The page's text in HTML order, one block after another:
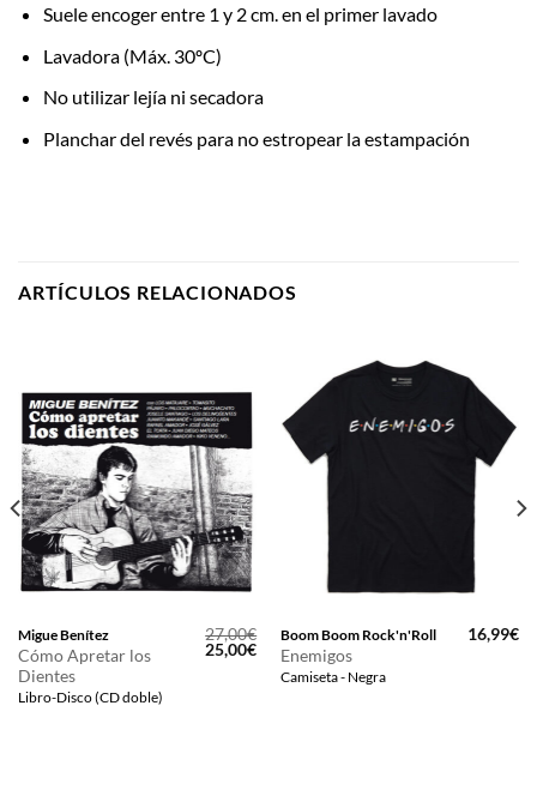
Suele encoger entre 1 y 2 cm. en el primer lavado
Lavadora (Máx. 30ºC)
No utilizar lejía ni secadora
Planchar del revés para no estropear la estampación
ARTÍCULOS RELACIONADOS
Migue Benítez
Cómo Apretar los
Dientes
Libro-Disco (CD doble)
27,00€
El
precio
25,00€El
precio
actual
Boom Boom Rock'n'Roll
Enemigos
Camiseta - Negra
16,99€